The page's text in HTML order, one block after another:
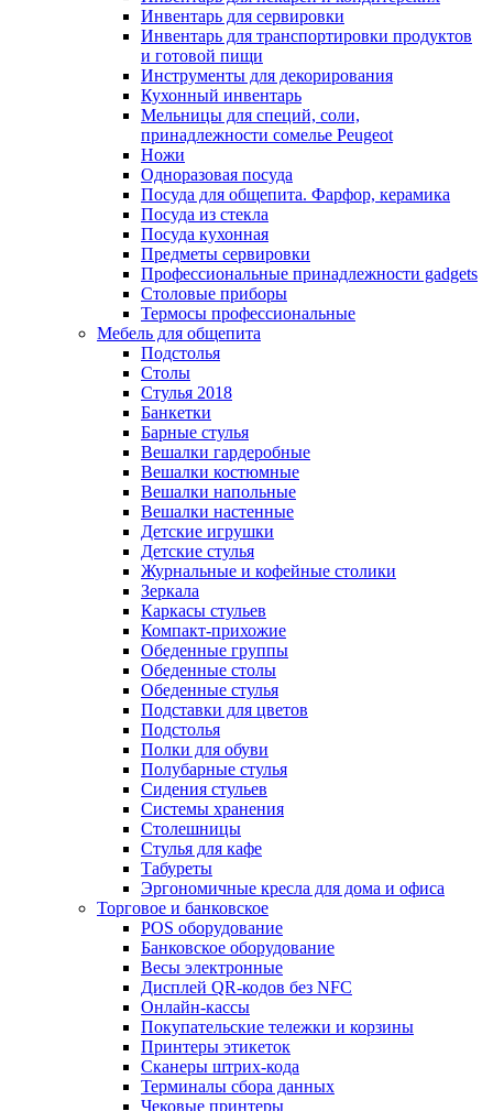
Инвентарь для сервировки
Инвентарь для транспортировки продуктов
и готовой пищи
Инструменты для декорирования
Кухонный инвентарь
Мельницы для специй, соли,
принадлежности сомелье Peugeot
Ножи
Одноразовая посуда
Посуда для общепита. Фарфор, керамика
Посуда из стекла
Посуда кухонная
Предметы сервировки
Профессиональные принадлежности gadgets
Столовые приборы
Термосы профессиональные
Мебель для общепита
Подстолья
Столы
Стулья 2018
Банкетки
Барные стулья
Вешалки гардеробные
Вешалки костюмные
Вешалки напольные
Вешалки настенные
Детские игрушки
Детские стулья
Журнальные и кофейные столики
Зеркала
Каркасы стульев
Компакт-прихожие
Обеденные группы
Обеденные столы
Обеденные стулья
Подставки для цветов
Подстолья
Полки для обуви
Полубарные стулья
Сидения стульев
Системы хранения
Столешницы
Стулья для кафе
Табуреты
Эргономичные кресла для дома и офиса
Торговое и банковское
POS оборудование
Банковское оборудование
Весы электронные
Дисплей QR-кодов без NFC
Онлайн-кассы
Покупательские тележки и корзины
Принтеры этикеток
Сканеры штрих-кода
Терминалы сбора данных
Чековые принтеры